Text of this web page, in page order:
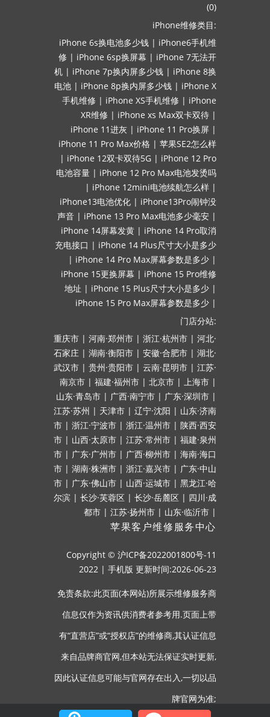
(0)
iPhone维修类目:
iPhone 6s换电池多少钱 | iPhone6手机维
修 | iPhone 6sp换屏幕 | iPhone 7无法开
机 | iPhone 7p换内屏多少钱 | iPhone 8换
电池 | iPhone 8p换内屏多少钱 | iPhone X
手机维修 | iPhone XS手机维修 | iPhone
XR维修 | iPhone xs Max双卡双待 |
iPhone 11进灰 | iPhone 11 Pro换屏 |
iPhone 11 Pro Max价格 | 苹果SE2怎么样
| iPhone 12双卡双待5G | iPhone 12 Pro
电池容量 | iPhone 12 Pro Max电池发烫吗
| iPhone 12mini电池续航怎么样 |
iPhone13电池优化 | iPhone13Pro闹钟没
声音 | iPhone 13 Pro Max电池多少毫安 |
iPhone 14屏幕发黄 | iPhone 14 Pro取消
充电接口 | iPhone 14 Plus尺寸大小是多少
| iPhone 14 Pro Max屏幕参数是多少 |
iPhone 15更换屏幕 | iPhone 15 Pro维修
地址 | iPhone 15 Plus尺寸大小是多少 |
iPhone 15 Pro Max屏幕参数是多少 |
门店分站:
重庆市 | 河南·郑州市 | 浙江·杭州市 | 河北·
石家庄 | 湖南·衡阳市 | 安徽·合肥市 | 湖北·
武汉市 | 贵州·贵阳市 | 云南·昆明市 | 江苏·
南京市 | 福建·福州市 | 北京市 | 上海市 |
山东·青岛市 | 广西·南宁市 | 广东·深圳市 |
江苏·苏州 | 天津市 | 辽宁·沈阳 | 山东·济南
市 | 浙江·宁波市 | 浙江·温州市 | 陕西·西安
市 | 山西·太原市 | 江苏·常州市 | 福建·泉州
市 | 广东·广州市 | 广西·柳州市 | 海南·海口
市 | 湖南·株洲市 | 浙江·嘉兴市 | 广东·中山
市 | 广东·佛山市 | 山西·运城市 | 黑龙江·哈
尔滨 | 长沙·芙蓉区 | 长沙·岳麓区 | 四川·成
都市 | 江苏·扬州市 | 山东·临沂市 |
苹果客户维修服务中心
Copyright © 沪ICP备2022001800号-11
2022 | 手机版 更新时间:2026-06-23
免责条款:此页面(本网站)所展示维修服务商
信息仅作为资讯供消费者参考用.页面上带
有“直营店”或“授权店”的维修商,其认证信息
来自品牌商官网,但本站无法保证实时更新,
因此认证信息可能与官网存在出入,一切以品
牌官网为准;